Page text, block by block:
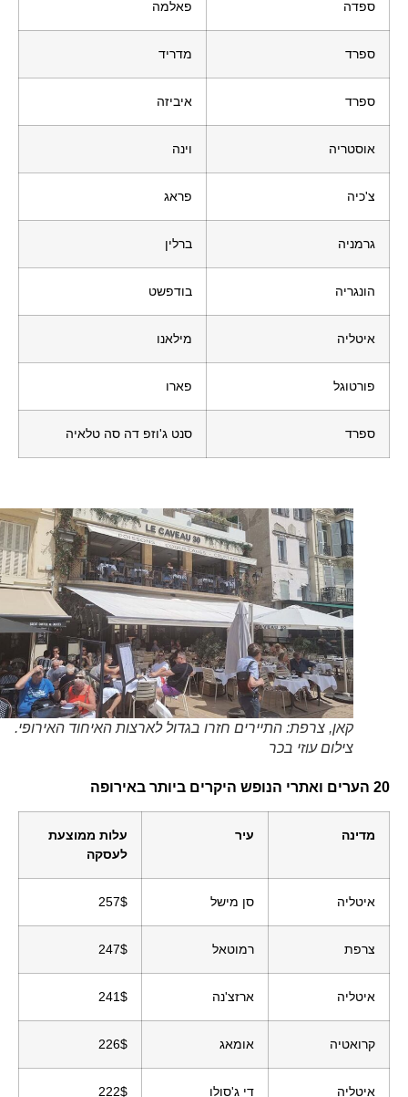
ספדה פאלמה
ספרד מדריד
ספרד איביזה
אוסטריה וינה
צ'כיה פראג
גרמניה ברלין
הונגריה בודפשט
איטליה מילאנו
פורטוגל פארו
ספרד סנט ג'וזפ דה סה טלאיה
קאן, צרפת: התיירים חזרו בגדול לארצות האיחוד האירופי.
צילום עוזי בכר
מדינה
עלות ממוצעת
לעסקה
איטליה סן מישל 257$
צרפת רמוטאל 247$
איטליה ארזצ'נה 241$
קרואטיה אומאג 226$
איטליה די ג'סולו 222$